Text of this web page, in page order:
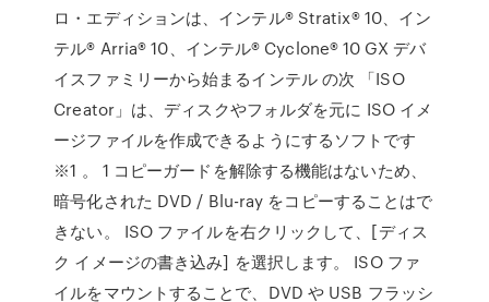
ロ・エディションは、インテル® Stratix® 10、イン
テル® Arria® 10、インテル® Cyclone® 10 GX デバ
イスファミリーから始まるインテル の次 「ISO
Creator」は、ディスクやフォルダを元に ISO イメ
ージファイルを作成できるようにするソフトです
※1 。 1 コピーガードを解除する機能はないため、
暗号化された DVD / Blu-ray をコピーすることはで
きない。 ISO ファイルを右クリックして、[ディス
ク イメージの書き込み] を選択します。 ISO ファ
イルをマウントすることで、DVD や USB フラッシ